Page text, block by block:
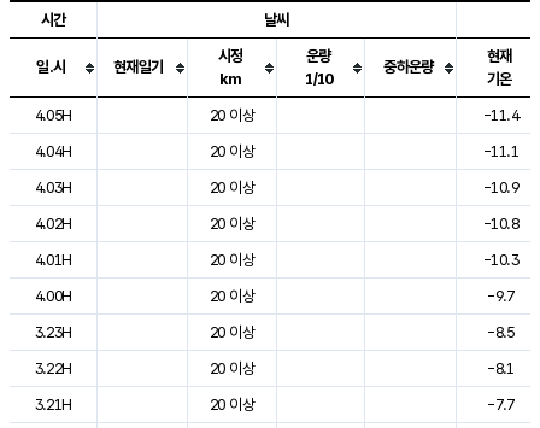
도시별 기상실황표로 지점, 날씨, 기온, 강수, 바람, 기압등을 안내한 표입
시간 날씨
일.시 현재일기
시정
km
운량
1/10
중하운량
현재
기온
4.05H
20 이상
-11.4
4.04H
20 이상
-11.1
4.03H
20 이상
-10.9
4.02H
20 이상
-10.8
4.01H
20 이상
-10.3
4.00H
20 이상
-9.7
3.23H
20 이상
-8.5
3.22H
20 이상
-8.1
3.21H
20 이상
-7.7